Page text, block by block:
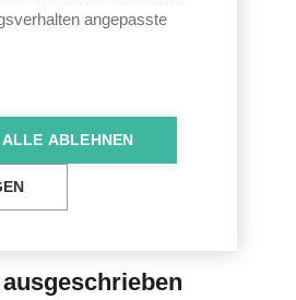
sich
sich
angepasste
ALLE ABLEHNEN